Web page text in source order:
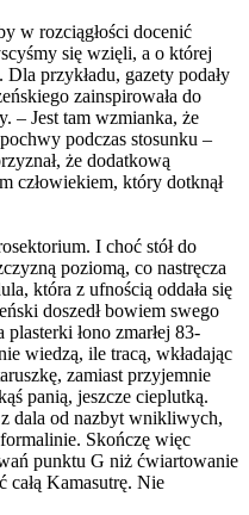
w rozciągłości docenić
się wzięli, a o której
przykładu, gazety podały
zainspirowała do
– Jest tam wzmianka, że
podczas stosunku –
że dodatkową
człowiekiem, który dotknął
I choć stół do
poziomą, co nastręcza
która z ufnością oddała się
doszedł bowiem swego
łono zmarłej 83-
wiedzą, ile tracą, wkładając
zamiast przyjemnie
panią, jeszcze cieplutką.
dala od nazbyt wnikliwych,
Skończę więc
punktu G niż ćwiartowanie
Kamasutrę. Nie